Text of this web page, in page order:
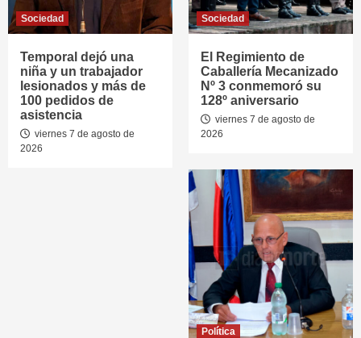
Sociedad
Temporal dejó una
niña y un trabajador
lesionados y más de
100 pedidos de
asistencia
viernes 7 de agosto de
2026
Sociedad
El Regimiento de
Caballería Mecanizado
Nº 3 conmemoró su
128º aniversario
viernes 7 de agosto de
2026
Política